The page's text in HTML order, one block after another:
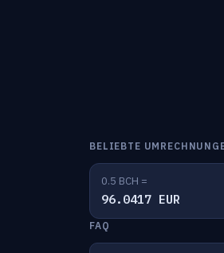
BELIEBTE
0.5 BCH =
96.0417 EUR
FAQ